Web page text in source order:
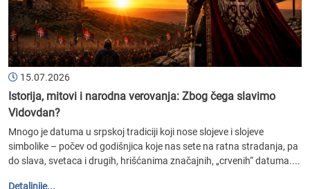
15.07.2026
Istorija, mitovi i narodna verovanja: Zbog čega slavimo
Vidovdan?
Mnogo je datuma u srpskoj tradiciji koji nose slojeve i slojeve
simbolike – počev od godišnjica koje nas sete na ratna stradanja, pa
do slava, svetaca i drugih, hrišćanima značajnih, „crvenih“ datuma....
Detaljnije...